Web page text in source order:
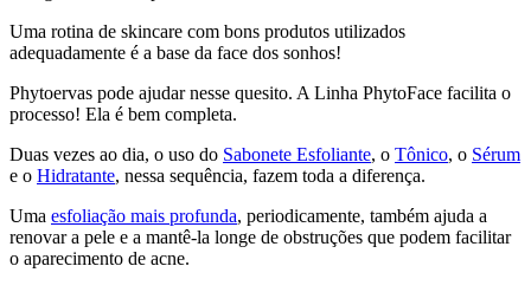
Uma rotina de skincare com bons produtos utilizados
adequadamente é a base da face dos sonhos!
Phytoervas pode ajudar nesse quesito. A Linha PhytoFace facilita o
processo! Ela é bem completa.
Duas vezes ao dia, o uso do Sabonete Esfoliante, o Tônico, o Sérum
e o Hidratante, nessa sequência, fazem toda a diferença.
Uma esfoliação mais profunda, periodicamente, também ajuda a
renovar a pele e a mantê-la longe de obstruções que podem facilitar
o aparecimento de acne.